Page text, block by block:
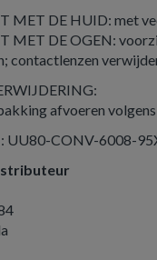
MET DE HUID: met
MET DE OGEN:
contactlenzen
afvoeren
UU80-CONV-6008-